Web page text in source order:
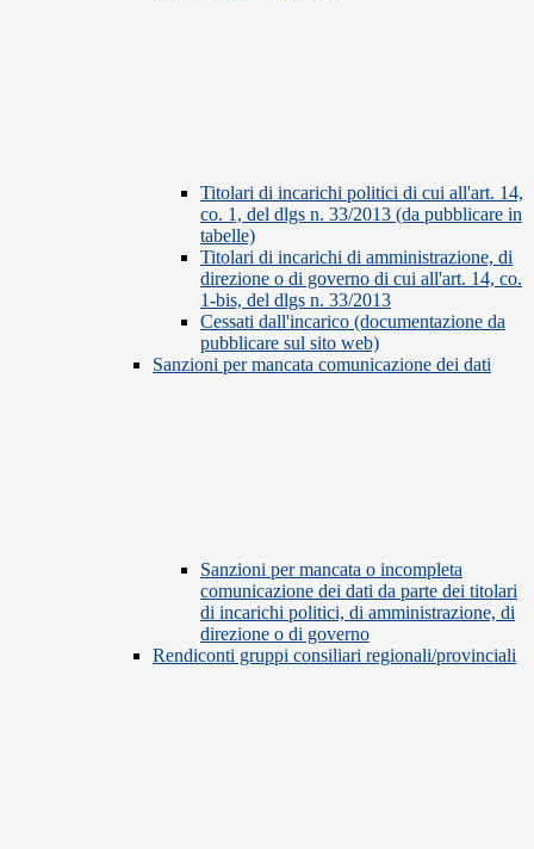
Titolari di incarichi politici di cui all'art. 14,
co. 1, del dlgs n. 33/2013 (da pubblicare in
tabelle)
Titolari di incarichi di amministrazione, di
direzione o di governo di cui all'art. 14, co.
1-bis, del dlgs n. 33/2013
Cessati dall'incarico (documentazione da
pubblicare sul sito web)
Sanzioni per mancata comunicazione dei dati
Sanzioni per mancata o incompleta
comunicazione dei dati da parte dei titolari
di incarichi politici, di amministrazione, di
direzione o di governo
Rendiconti gruppi consiliari regionali/provinciali